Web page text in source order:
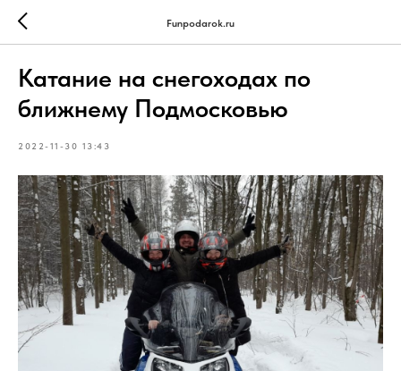
Funpodarok.ru
Катание на снегоходах по
ближнему Подмосковью
2022-11-30 13:43